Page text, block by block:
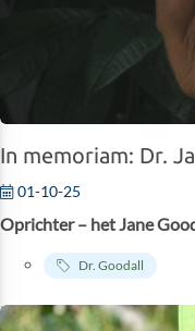
In memoriam: Dr.
01-10-25
Oprichter – het Jane
Dr. Goodall